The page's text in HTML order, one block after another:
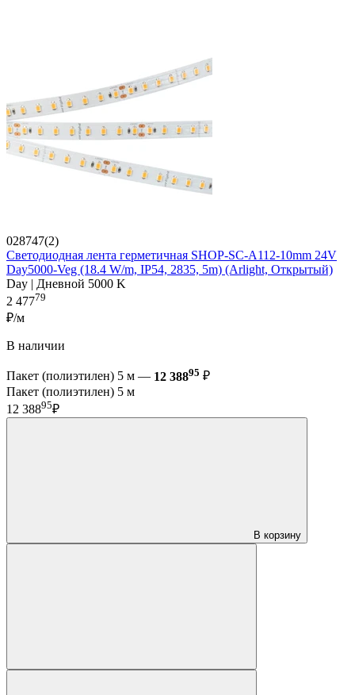
028747(2)
Светодиодная лента герметичная SHOP-SC-A112-10mm 24V
Day5000-Veg (18.4 W/m, IP54, 2835, 5m) (Arlight, Открытый)
Day | Дневной 5000 K
2 47779
₽/м
В наличии
Пакет (полиэтилен) 5 м — 12 38895 ₽
Пакет (полиэтилен) 5 м
12 38895₽
В корзину